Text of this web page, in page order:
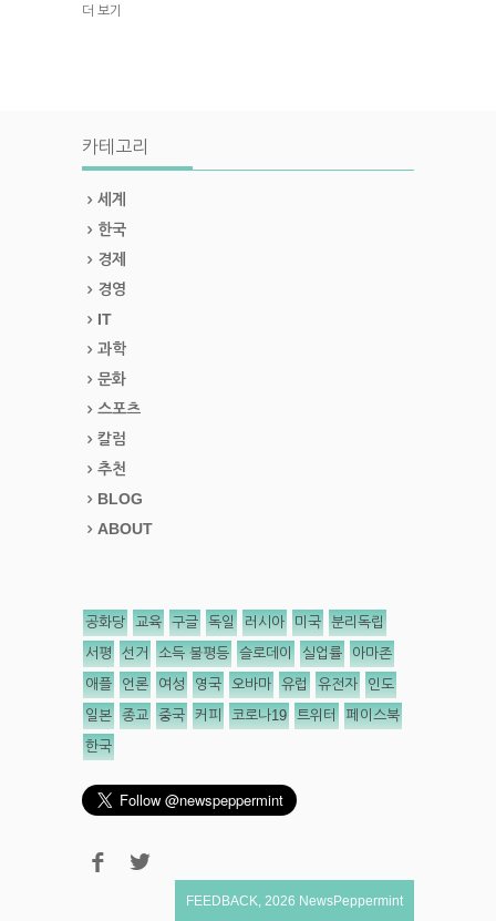
더 보기
카테고리
세계
한국
경제
경영
IT
과학
문화
스포츠
칼럼
추천
BLOG
ABOUT
공화당 교육 구글 독일 러시아 미국 분리독립
서평 선거 소득 불평등 슬로데이 실업률 아마존
애플 언론 여성 영국 오바마 유럽 유전자 인도
일본 종교 중국 커피 코로나19 트위터 페이스북
한국
FEEDBACK 2026 NewsPeppermint